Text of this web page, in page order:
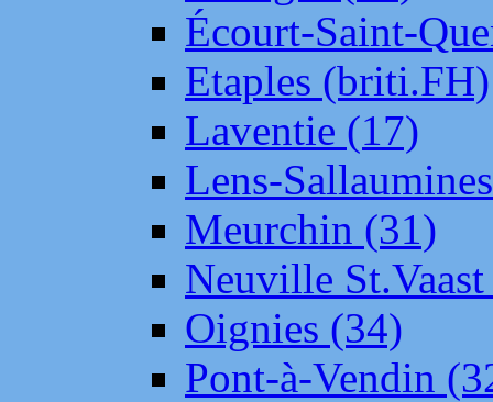
Écourt-Saint-
Etaples (briti.FH)
Laventie (17)
Lens-
Meurchin (31)
Neuville
Oignies (34)
Pont-à-Vendin